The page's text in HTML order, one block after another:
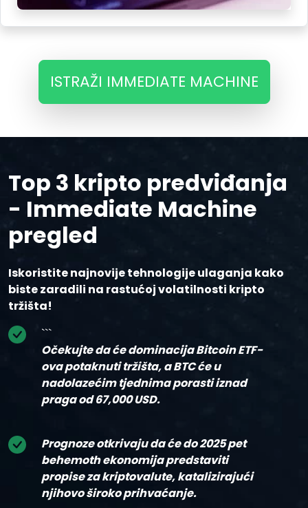
ISTRAŽI IMMEDIATE MACHINE
Top 3 kripto predviđanja
- Immediate Machine
pregled
Iskoristite najnovije tehnologije ulaganja kako
biste zaradili na rastućoj volatilnosti kripto
tržišta!
```
Očekujte da će dominacija Bitcoin ETF-
ova potaknuti tržišta, a BTC će u
nadolazećim tjednima porasti iznad
praga od 67,000 USD.
Prognoze otkrivaju da će do 2025 pet
behemoth ekonomija predstaviti
propise za kriptovalute, katalizirajući
njihovo široko prihvaćanje.